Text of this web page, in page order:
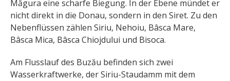
Măgura eine scharfe Biegung. In der Ebene mündet er
nicht direkt in die Donau, sondern in den Siret. Zu den
Nebenflüssen zählen Siriu, Nehoiu, Bâsca Mare,
Bâsca Mica, Bâsca Chiojdului und Bisoca.
Am Flusslauf des Buzău befinden sich zwei
Wasserkraftwerke, der Siriu-Staudamm mit dem